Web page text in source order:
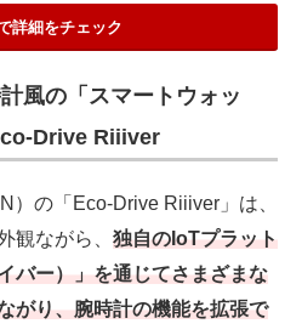
詳細をチェック
風の「スマートウォッ
Drive Riiiver
の「Eco-Drive Riiiver」は、
観ながら、 独自のIoTプラット
バー）」を通じてさまざまな
がり、腕時計の機能を拡張で